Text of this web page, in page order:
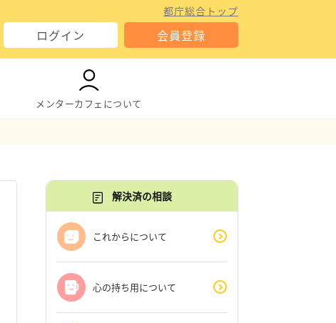
都庁総合トップ
ログイン 会員登録
メンターカフェについて
解決済の相談
これからについて
心の持ち用について